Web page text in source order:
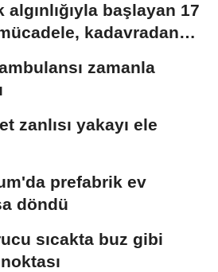
algınlığıyla başlayan 17
kadavradan
zamanla
zanlısı yakayı ele
prefabrik ev
döndü
sıcakta buz gibi